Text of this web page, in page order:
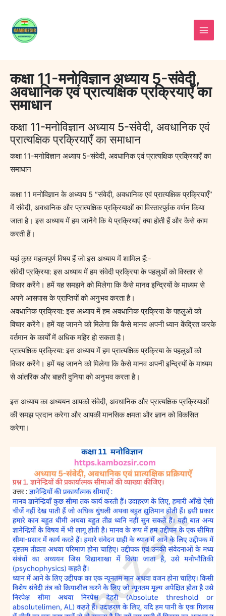
content
कक्षा 11-मनोविज्ञान अध्याय 5-संवेदी,
अवधानिक एवं प्रात्यक्षिक प्रक्रियाएँ का
समाधान
कक्षा 11-मनोविज्ञान अध्याय 5-संवेदी, अवधानिक एवं
प्रात्यक्षिक प्रक्रियाएँ का समाधान
कक्षा 11-मनोविज्ञान अध्याय 5-संवेदी, अवधानिक एवं प्रात्यक्षिक प्रक्रियाएँ का
समाधान
कक्षा 11 मनोविज्ञान के अध्याय 5 “संवेदी, अवधानिक एवं प्रात्यक्षिक प्रक्रियाएँ”
में संवेदी, अवधानिक और प्रात्यक्षिक प्रक्रियाओं का विस्तारपूर्वक वर्णन किया
जाता है। इस अध्याय में हम जानेंगे कि ये प्रक्रियाएं क्या होती हैं और कैसे काम
करती हैं।
यहां कुछ महत्वपूर्ण विषय हैं जो इस अध्याय में शामिल हैं:-
संवेदी प्रक्रिया: इस अध्याय में हम संवेदी प्रक्रिया के पहलुओं को विस्तार से
विचार करेंगे। हमें यह समझने को मिलेगा कि कैसे मानव इन्द्रियों के माध्यम से
अपने आसपास के प्राप्तियों को अनुभव करता है।
अवधानिक प्रक्रिया: इस अध्याय में हम अवधानिक प्रक्रिया के पहलुओं को
विचार करेंगे। हमें यह जानने को मिलेगा कि कैसे मानव अपनी ध्यान केंद्रित करके
वर्तमान के कार्यों में अधिक महिर हो सकता है।
प्रात्यक्षिक प्रक्रिया: इस अध्याय में हम प्रात्यक्षिक प्रक्रिया के पहलुओं को
विचार करेंगे। हमें यह जानने को मिलेगा कि कैसे मानव अपनी इन्द्रियों के माध्यम
से आंतरिक और बाहरी दुनिया को अनुभव करता है।
इस अध्याय का अध्ययन आपको संवेदी, अवधानिक और प्रात्यक्षिक प्रक्रियाओं
की समझ प्रदान करेगा और आपकी मानसिक क्षमता और ज्ञान को विकसित
करेगा।